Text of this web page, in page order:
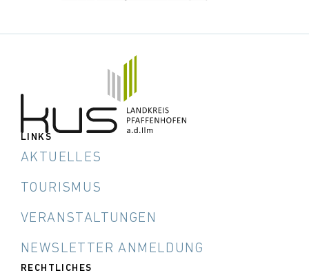
LINKS
AKTUELLES
TOURISMUS
VERANSTALTUNGEN
NEWSLETTER ANMELDUNG
RECHTLICHES